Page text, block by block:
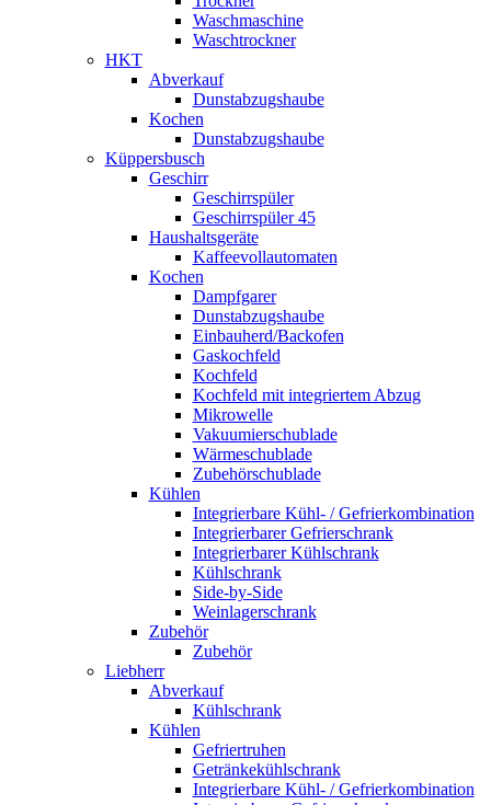
Waschmaschine
Waschtrockner
HKT
Abverkauf
Dunstabzugshaube
Kochen
Dunstabzugshaube
Küppersbusch
Geschirr
Geschirrspüler
Geschirrspüler 45
Haushaltsgeräte
Kaffeevollautomaten
Kochen
Dampfgarer
Dunstabzugshaube
Einbauherd/Backofen
Gaskochfeld
Kochfeld
Kochfeld mit integriertem Abzug
Mikrowelle
Vakuumierschublade
Wärmeschublade
Zubehörschublade
Kühlen
Integrierbare Kühl- / Gefrierkombination
Integrierbarer Gefrierschrank
Integrierbarer Kühlschrank
Kühlschrank
Side-by-Side
Weinlagerschrank
Zubehör
Zubehör
Liebherr
Abverkauf
Kühlschrank
Kühlen
Gefriertruhen
Getränkekühlschrank
Integrierbare Kühl- / Gefrierkombination